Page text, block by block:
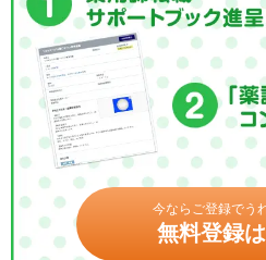
今ならご登録でう
無料登録